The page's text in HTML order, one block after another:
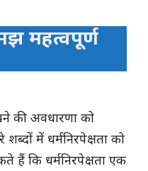
महत्वपूर्ण
की अवधारणा को
शब्दों में धर्मनिरपेक्षता को
हैं कि धर्मनिरपेक्षता एक